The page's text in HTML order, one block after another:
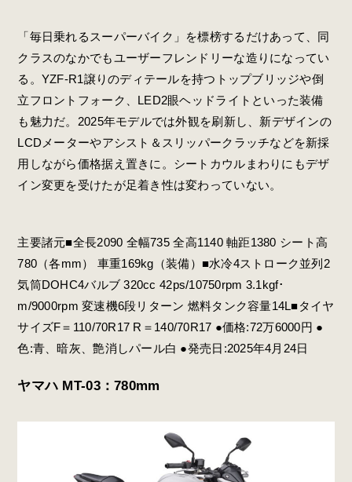
「毎日乗れるスーパーバイク」を標榜するだけあって、同
クラスのなかでもユーザーフレンドリーな造りになってい
る。YZF-R1譲りのディテールを持つトップブリッジや倒
立フロントフォーク、LED2眼ヘッドライトといった装備
も魅力だ。2025年モデルでは外観を刷新し、新デザインの
LCDメーターやアシスト＆スリッパークラッチなどを新採
用しながら価格据え置きに。シートカウルまわりにもデザ
イン変更を受けたが足着き性は変わっていない。
主要諸元■全長2090 全幅735 全高1140 軸距1380 シート高
780（各mm） 車重169kg（装備）■水冷4ストローク並列2
気筒DOHC4バルブ 320cc 42ps/10750rpm 3.1kgf･
m/9000rpm 変速機6段リターン 燃料タンク容量14L■タイヤ
サイズF＝110/70R17 R＝140/70R17 ●価格:72万6000円 ●
色:青、暗灰、艶消しパール白 ●発売日:2025年4月24日
ヤマハ MT-03：780mm